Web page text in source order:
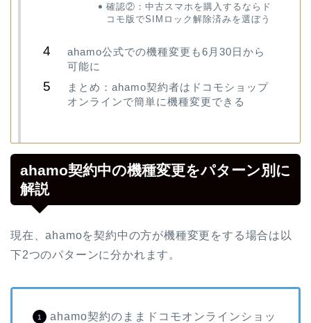
確認②：中古スマホを購入するならド
コモ版でSIMロック解除済みを選ぼう
ahamo公式での機種変更も6月30日から
可能に
まとめ：ahamo契約者はドコモショップ
オンラインで簡単に機種変更できる
ahamo契約中の機種変更をパターン別に
解説
現在、ahamoを契約中の方が機種変更をする場合は以
下2つのパターンに分かれます。
ahamo契約のままドコモオンラインショッ